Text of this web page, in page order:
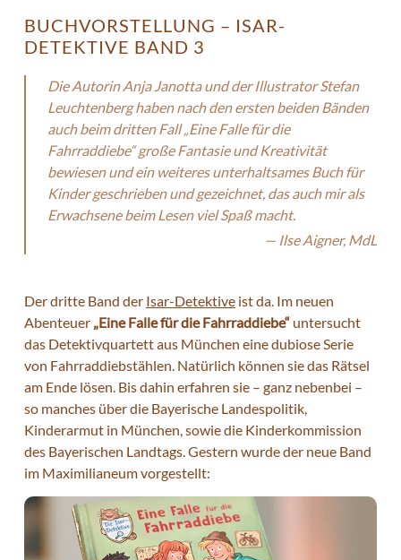
BUCHVORSTELLUNG – ISAR-
DETEKTIVE BAND 3
Die Autorin Anja Janotta und der Illustrator Stefan
Leuchtenberg haben nach den ersten beiden Bänden
auch beim dritten Fall „Eine Falle für die
Fahrraddiebe“ große Fantasie und Kreativität
bewiesen und ein weiteres unterhaltsames Buch für
Kinder geschrieben und gezeichnet, das auch mir als
Erwachsene beim Lesen viel Spaß macht.
Ilse Aigner, MdL
Der dritte Band der Isar-Detektive ist da. Im neuen
Abenteuer „Eine Falle für die Fahrraddiebe“ untersucht
das Detektivquartett aus München eine dubiose Serie
von Fahrraddiebstählen. Natürlich können sie das Rätsel
am Ende lösen. Bis dahin erfahren sie – ganz nebenbei –
so manches über die Bayerische Landespolitik,
Kinderarmut in München, sowie die Kinderkommission
des Bayerischen Landtags. Gestern wurde der neue Band
im Maximilianeum vorgestellt: